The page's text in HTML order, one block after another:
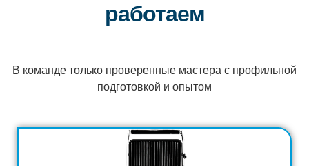
работаем
В команде только проверенные мастера с профильной
подготовкой и опытом